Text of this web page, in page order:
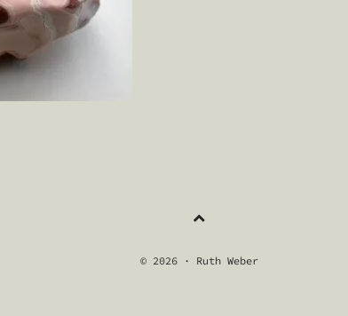
© 2026 · Ruth Weber